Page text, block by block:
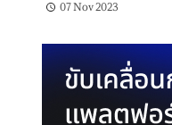
07 Nov 2023